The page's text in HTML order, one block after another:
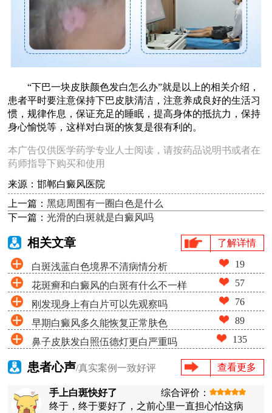
“下巴一块皮肤颜色发白怎么办”就是以上的相关介绍，
患者平时要注意保持下巴皮肤清洁，注意养成良好的生活习
惯，规律作息，保证充足的睡眠，提高身体的抵抗力，保持
身心愉悦等，这样对白斑的恢复是很有利的。
本广告仅供医学药学专业人士阅读，请按药品说明书或者在
药师指导下购买和使用
来源：邯郸白癜风医院
上一篇：黑痣周围有一圈白色是什么
下一篇：光滑的白斑就是白癜风吗
相关文章 了解详情
白斑浅蓝白色境界不清病情分析 19
花斑癣和白癜风的白斑有什么不一样 57
刚发现身上有白片可以先观察吗 76
早期白癜风多久能恢复正常肤色 89
鼻子皮肤发白照伍德灯更白严重吗 135
患者心声/真实案例一致好评 查看更多
手上白斑快好了
综合评价：
终于，终于要好了，之前心里一直担心怕这病